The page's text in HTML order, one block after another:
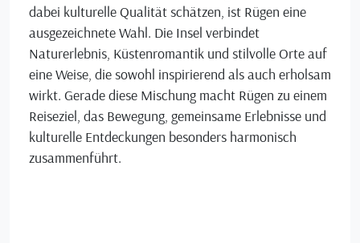
dabei kulturelle Qualität schätzen, ist Rügen eine
ausgezeichnete Wahl. Die Insel verbindet
Naturerlebnis, Küstenromantik und stilvolle Orte auf
eine Weise, die sowohl inspirierend als auch erholsam
wirkt. Gerade diese Mischung macht Rügen zu einem
Reiseziel, das Bewegung, gemeinsame Erlebnisse und
kulturelle Entdeckungen besonders harmonisch
zusammenführt.